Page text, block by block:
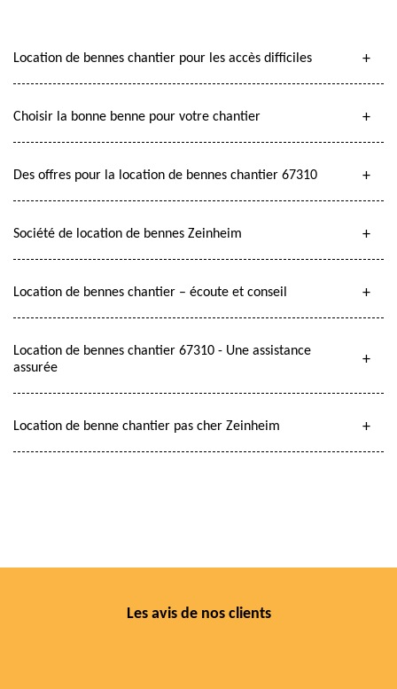
Location de bennes chantier pour les accès difficiles
Choisir la bonne benne pour votre chantier
Des offres pour la location de bennes chantier 67310
Société de location de bennes Zeinheim
Location de bennes chantier – écoute et conseil
Location de bennes chantier 67310 - Une assistance
assurée
Location de benne chantier pas cher Zeinheim
Les avis de nos clients